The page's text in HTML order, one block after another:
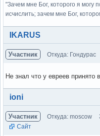
"Зачем мне Бог, которого я могу
исчислить; зачем мне Бог,
Вне форума
IKARUS
Участник Откуда: Гондурас
Не знал что у евреев принято
Вне форума
ioni
Участник Откуда: moscow
Сайт